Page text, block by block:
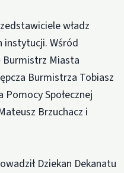
władz
instytucji. Wśród
Burmistrz Miasta
Burmistrza Tobiasz
Społecznej
Brzuchacz i
Dziekan Dekanatu